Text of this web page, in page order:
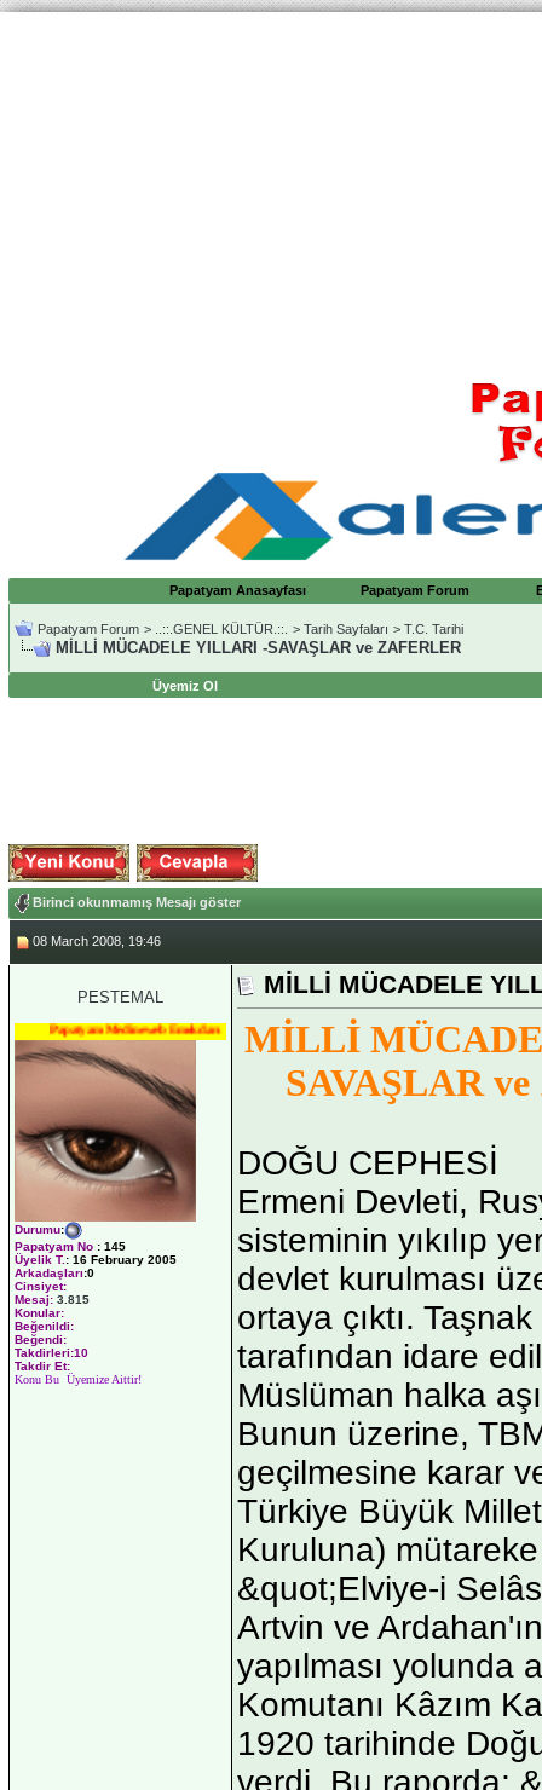
Papatyam Anasayfası Papatyam Forum
Papatyam Forum > ..::.GENEL KÜLTÜR.::. > Tarih Sayfaları > T.C. Tarihi
MİLLİ MÜCADELE YILLARI -SAVAŞLAR ve ZAFERLER
Üyemiz Ol
Birinci okunmamış Mesajı göster
08 March 2008, 19:46
PESTEMAL
Papatyam Medineweb Emekdarı
Durumu:
Papatyam No : 145
Üyelik T.: 16 February 2005
Arkadaşları:0
Cinsiyet:
Mesaj: 3.815
Konular:
Beğenildi:
Beğendi:
Takdirleri:10
Takdir Et:
Konu Bu Üyemize Aittir!
MİLLİ MÜCADELE
MİLLİ
SAVAŞLAR
DOĞU CEPHESİ
Ermeni Devleti,
sisteminin yıkılıp
devlet kurulması
ortaya çıktı.
tarafından idare
Müslüman halka
Bunun üzerine,
geçilmesine karar
Türkiye Büyük
Kuruluna)
&quot;Elviye-i
Artvin ve
yapılması yolunda
Komutanı Kâzım
1920 tarihinde
verdi. Bu raporda;